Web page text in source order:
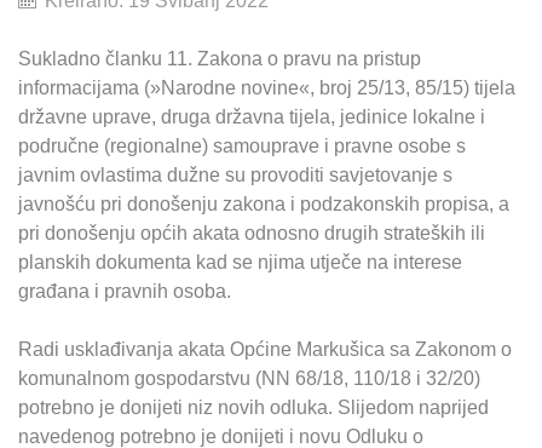
Sukladno članku 11. Zakona o pravu na pristup
informacijama (»Narodne novine«, broj 25/13, 85/15) tijela
državne uprave, druga državna tijela, jedinice lokalne i
područne (regionalne) samouprave i pravne osobe s
javnim ovlastima dužne su provoditi savjetovanje s
javnošću pri donošenju zakona i podzakonskih propisa, a
pri donošenju općih akata odnosno drugih strateških ili
planskih dokumenta kad se njima utječe na interese
građana i pravnih osoba.
Radi usklađivanja akata Općine Markušica sa Zakonom o
komunalnom gospodarstvu (NN 68/18, 110/18 i 32/20)
potrebno je donijeti niz novih odluka. Slijedom naprijed
navedenog potrebno je donijeti i novu Odluku o